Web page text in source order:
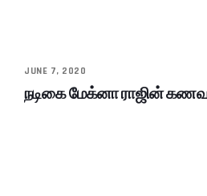
JUNE 7, 2020
நடிகை மேக்னா ராஜின்